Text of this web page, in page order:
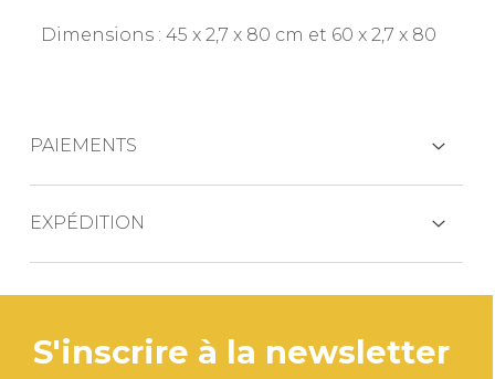
Dimensions : 45 x 2,7 x 80 cm et 60 x 2,7 x 80
PAIEMENTS
EXPÉDITION
Si le produit est en rupture de stock, les
s'inscrire à la newsletter